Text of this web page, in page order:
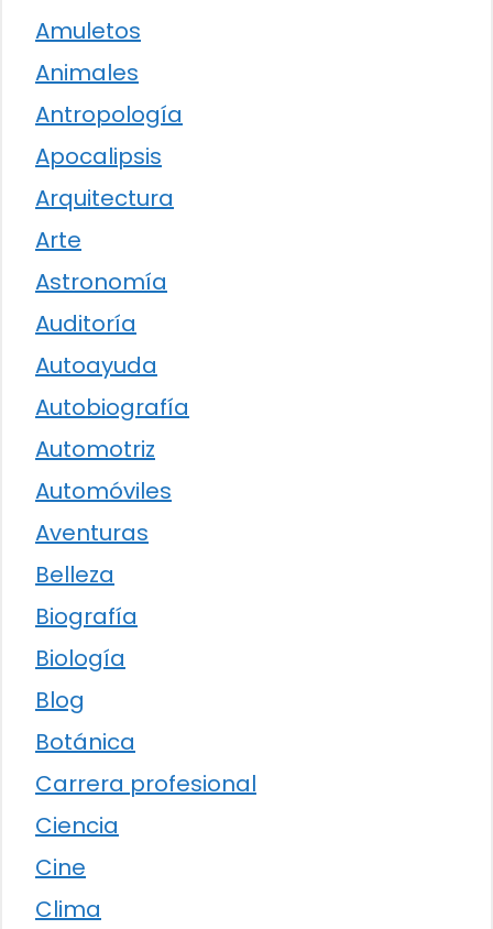
Amuletos
Animales
Antropología
Apocalipsis
Arquitectura
Arte
Astronomía
Auditoría
Autoayuda
Autobiografía
Automotriz
Automóviles
Aventuras
Belleza
Biografía
Biología
Blog
Botánica
Carrera profesional
Ciencia
Cine
Clima